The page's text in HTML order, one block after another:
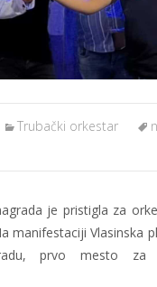
Trubački orkestar
je pristigla za
manifestaciji Vlasinska
prvo mesto za